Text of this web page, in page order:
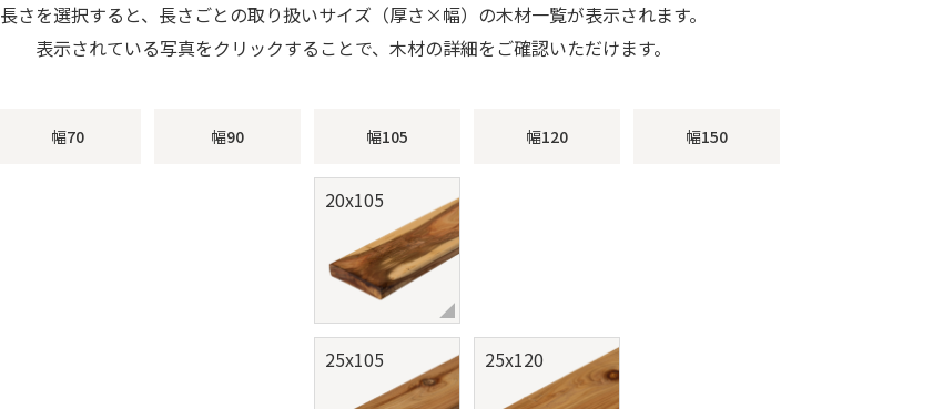
長さを選択すると、長さごとの取り扱いサイズ（厚さ×幅）の木材一覧が表示されます。
表示されている写真をクリックすることで、木材の詳細をご確認いただけます。
幅70 幅90 幅105 幅120 幅150
20x105
25x105 25x120